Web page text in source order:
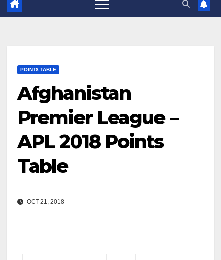
POINTS TABLE
Afghanistan
Premier League –
APL 2018 Points
Table
OCT 21, 2018